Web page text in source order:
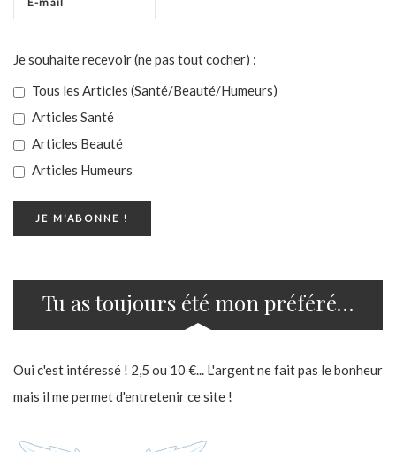
Je souhaite recevoir (ne pas tout cocher) :
Tous les Articles (Santé/Beauté/Humeurs)
Articles Santé
Articles Beauté
Articles Humeurs
Tu as toujours été mon préféré…
Oui c'est intéressé ! 2,5 ou 10 €... L'argent ne fait pas le bonheur
mais il me permet d'entretenir ce site !